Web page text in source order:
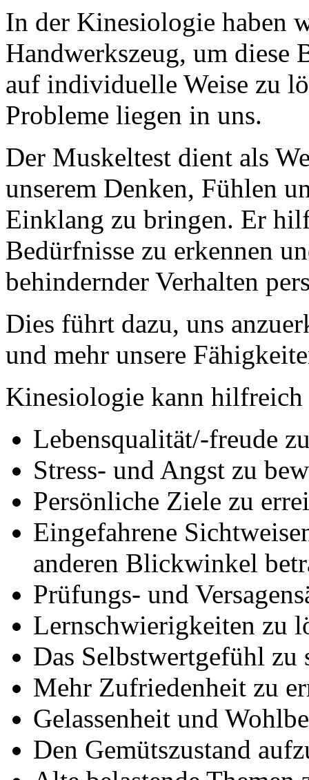
In der Kinesiologie haben
Handwerkszeug, um diese
auf individuelle Weise zu
Probleme liegen in uns.
Der Muskeltest dient als
unserem Denken, Fühlen
Einklang zu bringen. Er
Bedürfnisse zu erkennen
behindernder Verhalten
Dies führt dazu, uns
und mehr unsere
Kinesiologie kann hilfreich
Lebensqualität/-freude
Stress- und Angst zu
Persönliche Ziele zu
Eingefahrene
anderen Blickwinkel
Prüfungs- und
Lernschwierigkeiten zu
Das Selbstwertgefühl zu
Mehr Zufriedenheit zu
Gelassenheit und
Den Gemütszustand